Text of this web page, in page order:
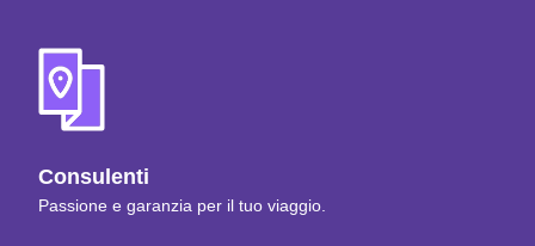
Consulenti
Passione e garanzia per il tuo viaggio.